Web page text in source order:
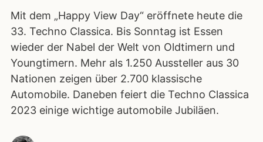
Mit dem „Happy View Day“ eröffnete heute die
33. Techno Classica. Bis Sonntag ist Essen
wieder der Nabel der Welt von Oldtimern und
Youngtimern. Mehr als 1.250 Aussteller aus 30
Nationen zeigen über 2.700 klassische
Automobile. Daneben feiert die Techno Classica
2023 einige wichtige automobile Jubiläen.